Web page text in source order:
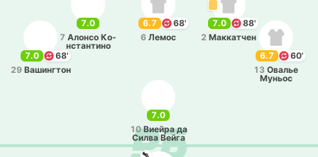
7.0
88'
2 Ма­кка­тчен
7.0
7 Алонсо Ко­
нста­нти­но
7.0
68'
29 Ва­ши­нгтон
6.7
68'
6 Лемос
6.7
60'
13 Овалье
Муньос
7.0
10 Виейра да
Силва Вейга